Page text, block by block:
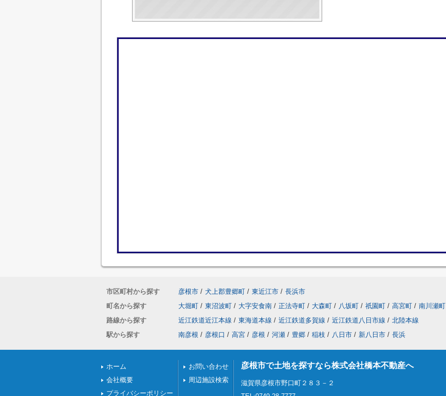
市区町村から探す 彦根市 / 犬上郡豊郷町 / 東近江市 / 長浜市
町名から探す
大堀町 / 東沼波町 / 大字安食南 / 正法寺町 / 大森町 / 八坂町 / 祇園町 / 高宮町 / 南川瀬町
路線から探す
近江鉄道近江本線 / 東海道本線 / 近江鉄道多賀線 / 近江鉄道八日市線 / 北陸本線
駅から探す
南彦根 / 彦根口 / 高宮 / 彦根 / 河瀬 / 豊郷 / 稲枝 / 八日市 / 新八日市 / 長浜
ホーム
会社概要
プライバシーポリシー
お問い合わせ
周辺施設検索
彦根市で土地を探すなら株式会社橋本不動産へ
滋賀県彦根市野口町２８３－２